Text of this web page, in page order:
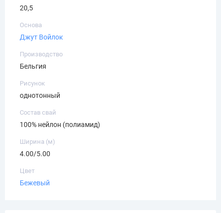
20,5
Основа
Джут Войлок
Производство
Бельгия
Рисунок
однотонный
Состав свай
100% нейлон (полиамид)
Ширина (м)
4.00/5.00
Цвет
Бежевый